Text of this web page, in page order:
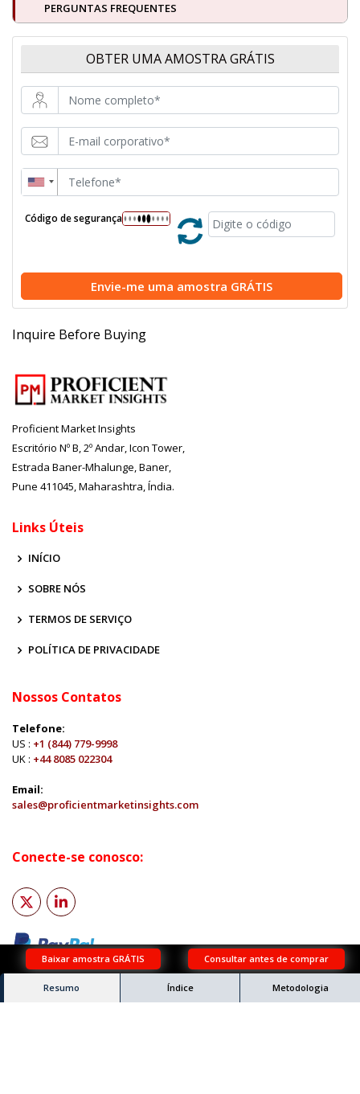
Baixar amostra GRÁTIS Consultar antes de comprar
Resumo Índice Metodologia
PERGUNTAS FREQUENTES
OBTER UMA AMOSTRA GRÁTIS
Código de segurança
Envie-me uma amostra GRÁTIS
Inquire Before Buying
Proficient Market Insights
Escritório Nº B, 2º Andar, Icon Tower,
Estrada Baner-Mhalunge, Baner,
Pune 411045, Maharashtra, Índia.
Links Úteis
INÍCIO
SOBRE NÓS
TERMOS DE SERVIÇO
POLÍTICA DE PRIVACIDADE
Nossos Contatos
Telefone:
US : +1 (844) 779-9998
UK : +44 8085 022304
Email:
sales@proficientmarketinsights.com
Conecte-se conosco: